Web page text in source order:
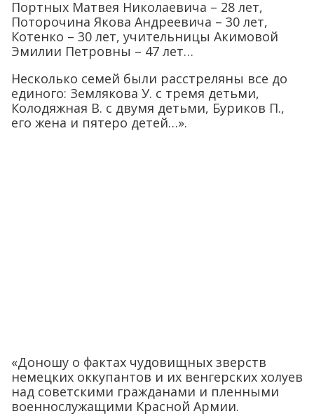
Портных Матвея Николаевича – 28 лет,
Поторочина Якова Андреевича – 30 лет,
Котенко – 30 лет, учительницы Акимовой
Эмилии Петровны – 47 лет…
Несколько семей были расстреляны все до
единого: Землякова У. с тремя детьми,
Колодяжная В. с двумя детьми, Буриков П.,
его жена и пятеро детей…».
«Доношу о фактах чудовищных зверств
немецких оккупантов и их венгерских холуев
над советскими гражданами и пленными
военнослужащими Красной Армии.